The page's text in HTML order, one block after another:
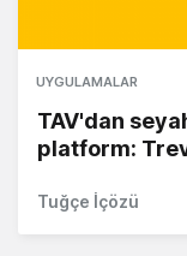
UYGULAMALAR
TAV'dan
platform:
Tuğçe İçözü